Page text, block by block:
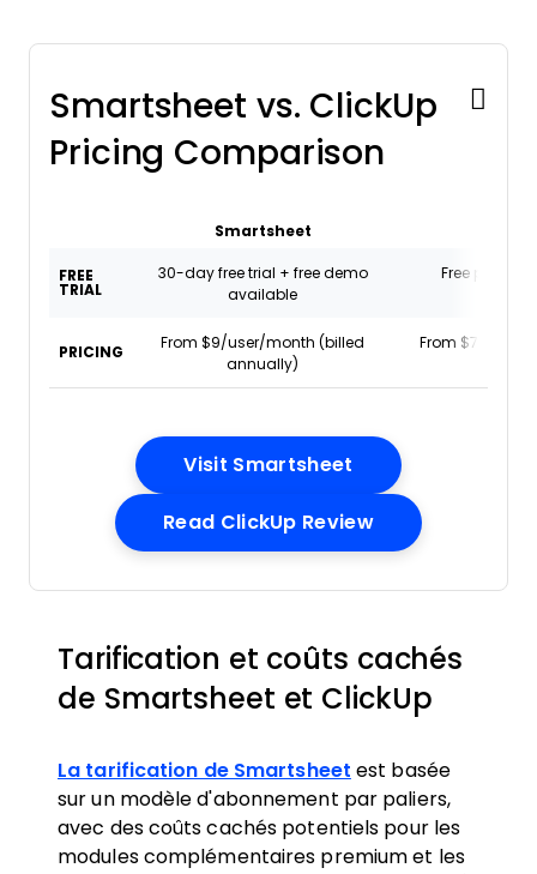
Smartsheet vs. ClickUp
Pricing Comparison
Smartsheet
FREE
TRIAL
30-day free trial + free demo
available
Free plan +
PRICING
From $9/user/month (billed
annually)
From $7/user/
Visit Smartsheet Opens New
Read ClickUp ReviewOpens New
Tarification et coûts cachés
de Smartsheet et ClickUp
La tarification de Smartsheet est basée
sur un modèle d'abonnement par paliers,
avec des coûts cachés potentiels pour les
modules complémentaires premium et les